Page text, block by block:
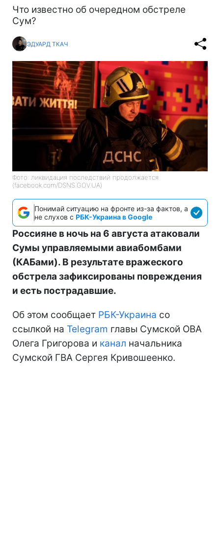
Что известно об очередном обстреле
Сум?
ЭДУАРД ТКАЧ
Фото: ликвидация последствий продолжается
(facebook.com/DSNS.GOV.UA)
Понимай ситуацию на фронте из-за фактов, а
не слухов с РБК-Украина в Google
Россияне в ночь на 6 августа атаковали
Сумы управляемыми авиабомбами
(КАБами). В результате вражеского
обстрела зафиксированы повреждения
и есть пострадавшие.
Об этом сообщает РБК-Украина со
ссылкой на Telegram главы Сумской ОВА
Олега Григорова и канал начальника
Сумской ГВА Сергея Кривошеенко.